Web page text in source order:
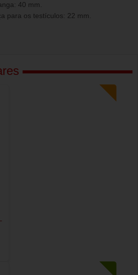
40 mm.
para os testículos: 22 mm.